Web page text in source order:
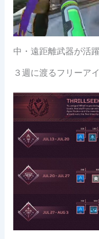
中・遠距離武器が活
３週に渡るフリーア